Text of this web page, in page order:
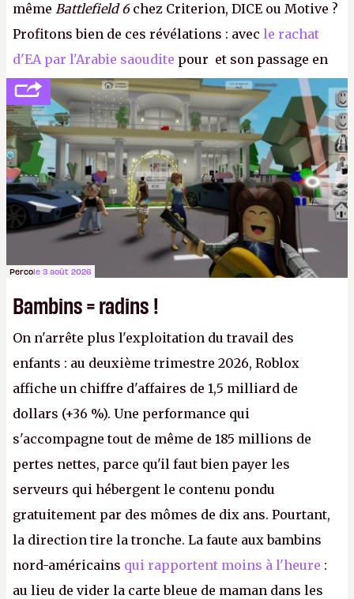
même Battlefield 6chez Criterion, DICE ou Motive ?
Profitons bien de ces révélations : avec le rachat
d'EA par l'Arabie saoudite pour et son passage en
société privée, l'éditeur n'aura bientôt plus
l'obligation de publier ses bilans. Encore une
victoire pour la transparence.P.
Percole 3 août 2026
Bambins = radins !
On n'arrête plus l'exploitation du travail des
enfants : au deuxième trimestre 2026, Roblox
affiche un chiffre d'affaires de 1,5 milliard de
dollars (+36 %). Une performance qui
s'accompagne tout de même de 185 millions de
pertes nettes, parce qu'il faut bien payer les
serveurs qui hébergent le contenu pondu
gratuitement par des mômes de dix ans. Pourtant,
la direction tire la tronche. La faute aux bambins
nord-américains qui rapportent moins à l'heure :
au lieu de vider la carte bleue de maman dans les